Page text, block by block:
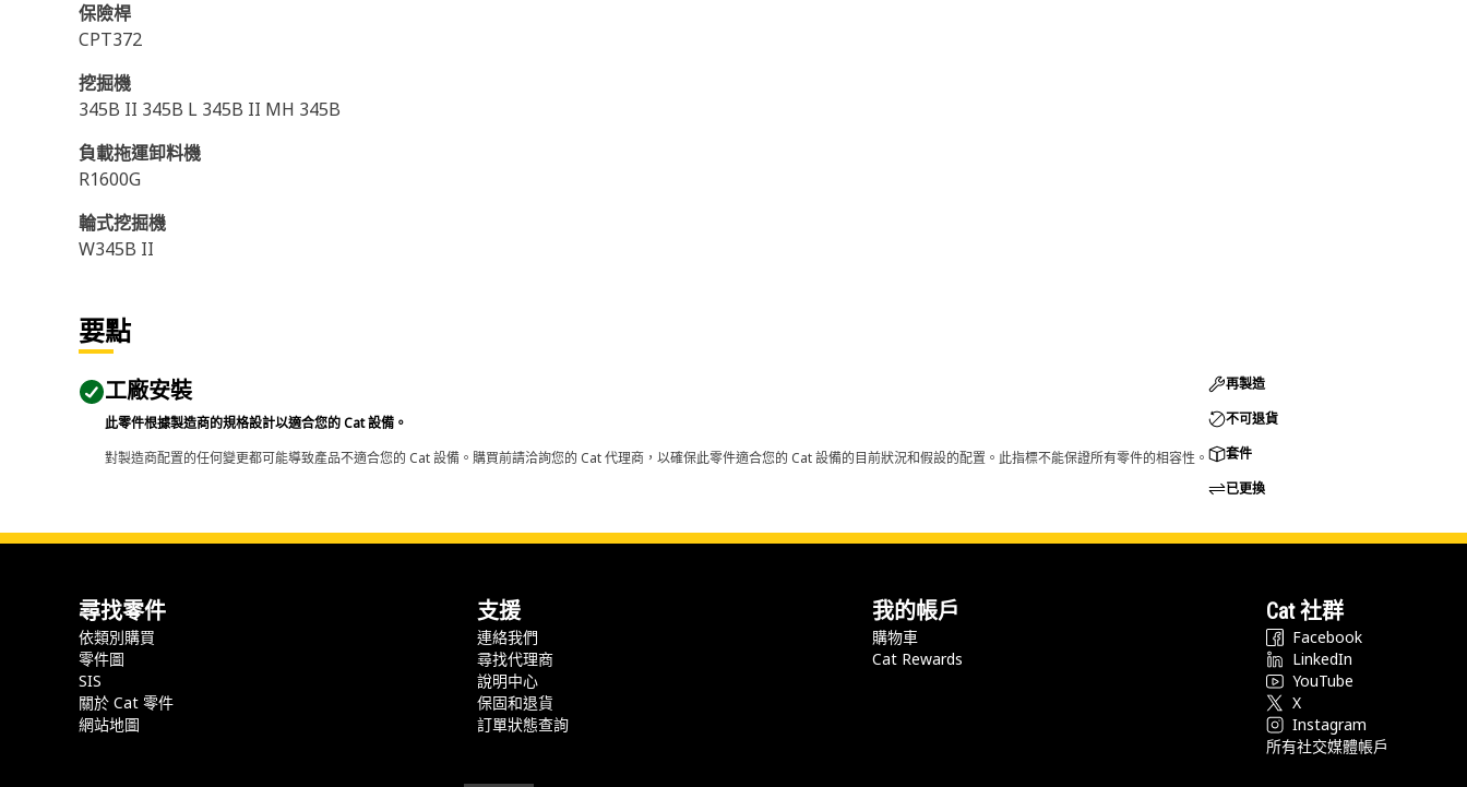
保險桿
CPT372
挖掘機
345B II 345B L 345B II MH 345B
負載拖運卸料機
R1600G
輪式挖掘機
W345B II
要點
工廠安裝
此零件根據製造商的規格設計以適合您的 Cat 設備。
對製造商配置的任何變更都可能導致產品不適合您的 Cat 設備。購買前請洽詢您的 Cat 代理商，以確保此零件適合您的 Cat 設備的目前狀況和假設的配置。此指標不能保證所有零件的相容性。
再製造
不可退貨
套件
已更換
尋找零件
依類別購買
零件圖
SIS
關於 Cat 零件
網站地圖
支援
連絡我們
尋找代理商
說明中心
保固和退貨
訂單狀態查詢
我的帳戶
購物車
Cat Rewards
Cat 社群
Facebook
LinkedIn
YouTube
X
Instagram
所有社交媒體帳戶